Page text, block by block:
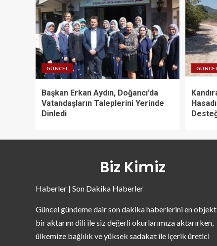
GÜNCEL
Başkan Erkan Aydın, Doğancı’da
Vatandaşların Taleplerini Yerinde
Dinledi
GÜNCEL
Biz Kimiz
Haberler | Son Dakika Haberler
Güncel gündeme dair son dakika haberlerini en
bir aktarım dili ile siz değerli okurlarımıza aktarırken,
ülkemize bağlılık ve yüksek sadakat ile içerik üretici